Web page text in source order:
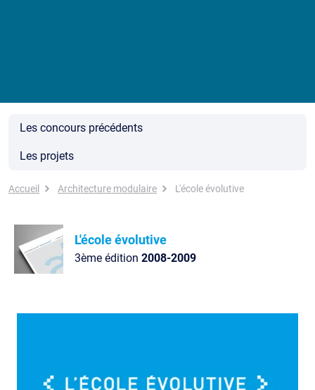
Les concours précédents
Les projets
Fil d'Ariane
Accueil Architecture modulaire L'école évolutive
L'école évolutive
3ème édition 2008-2009